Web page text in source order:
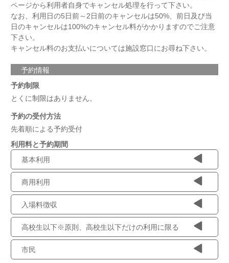
ページから利用者自身でキャンセル処理を行って下さい。
なお、利用日の5日前～2日前のキャンセルは50%、前日及び当
日のキャンセルは100%のキャンセル料がかかりますのでご注意
下さい。
キャンセル料のお支払いについては施設窓口にお尋ね下さい。
予約情報
予約制限
とくに制限はありません。
予約の受付方法
先着順による予約受付
利用料と予約期間
基本利用
商用利用
入場料徴収
高校生以下※原則、高校生以下だけの利用に限る
市民